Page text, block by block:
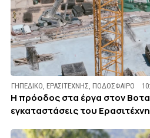
ΓΗΠΕΔΙΚΟ ,ΕΡΑΣΙΤΕΧΝΗΣ ,ΠΟΔΟΣΦΑΙΡΟ
Η πρόοδος στα έργα στον
εγκαταστάσεις του